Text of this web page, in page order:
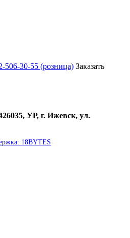
506-30-55 (розница) Заказать
УР, г. Ижевск, ул.
18BYTES